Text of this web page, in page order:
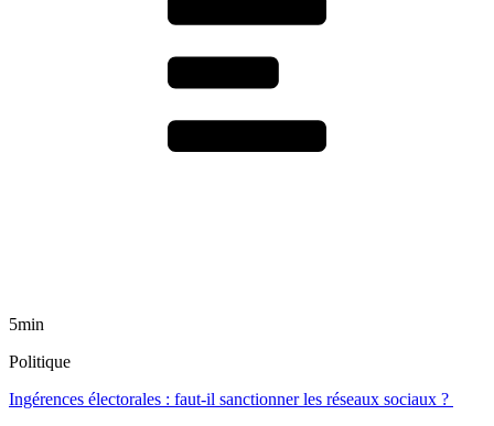
5min
Politique
Ingérences électorales : faut-il sanctionner les réseaux sociaux ?